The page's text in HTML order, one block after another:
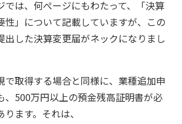
では、何ぺージにもわたって、「決算
性」について記載していますが、この
出した決算変更届がネックになりまし
で取得する場合と同様に、業種追加申
、500万円以上の預金残高証明書が必
ます。それは、